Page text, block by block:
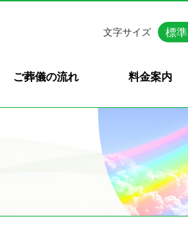
ご葬儀の流れ 料金案内
文字サイズ 標準